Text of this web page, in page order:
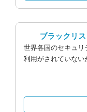
ブラックリ
世界各国のセキュリ
利用がされていない